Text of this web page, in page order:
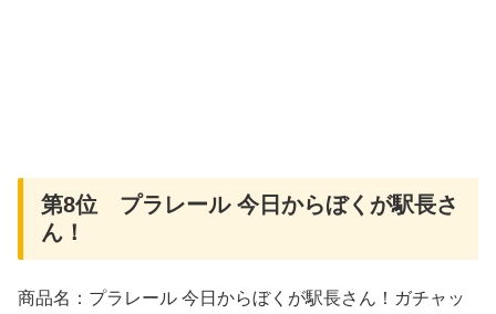
第8位 プラレール 今日からぼくが駅長さ
ん！
商品名：プラレール 今日からぼくが駅長さん！ガチャッ